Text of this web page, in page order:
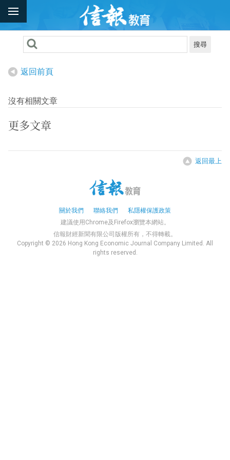
搜尋
返回前頁
沒有相關文章
更多文章
返回最上
關於我們 聯絡我們
私隱權保護政策
建議使用Chrome及Firefox瀏覽本網站。
信報財經新聞有限公司版權所有，不得轉載。
Copyright © 2026 Hong Kong Economic Journal Company Limited. All
rights reserved.